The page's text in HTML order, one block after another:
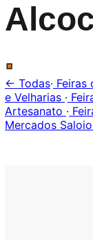
.
← Todas· Feiras
e Velharias ·
Artesanato ·
Mercados